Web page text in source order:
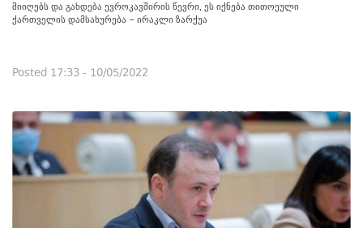
მიიღებს და გახდება ევროკავშირის წევრი, ეს იქნება თითოეული
ქართველის დამსახურება – ირაკლი ზარქუა
Posted 17:33 - 10/05/2022